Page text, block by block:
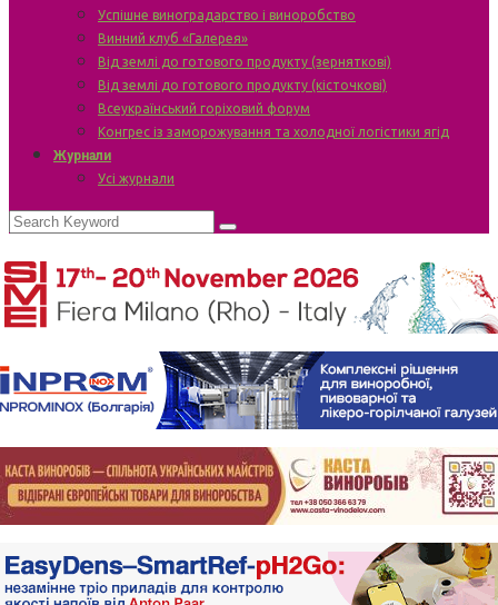
Успішне виноградарство і виноробство
Винний клуб «Галерея»
Від землі до готового продукту (зерняткові)
Від землі до готового продукту (кісточкові)
Всеукраїнський горіховий форум
Конгрес із заморожування та холодної логістики ягід
Журнали
Усі журнали